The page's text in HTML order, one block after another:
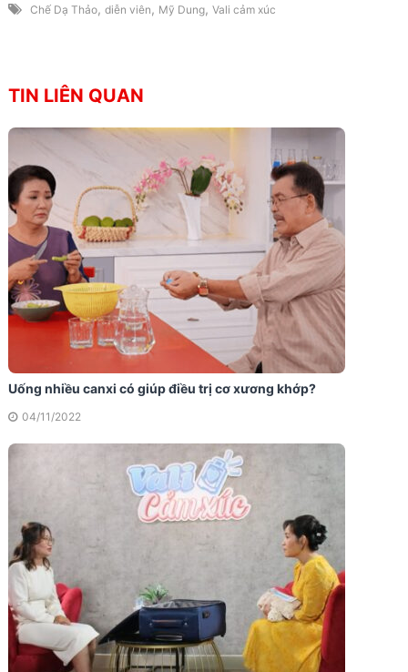
Chế Dạ Thảo, diễn viên , Mỹ Dung, Vali cảm xúc
TIN LIÊN QUAN
Uống nhiều canxi có giúp điều trị cơ xương khớp?
04/11/2022